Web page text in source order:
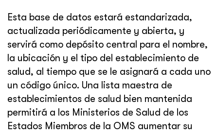
Esta base de datos estará estandarizada,
actualizada periódicamente y abierta, y
servirá como depósito central para el nombre,
la ubicación y el tipo del establecimiento de
salud, al tiempo que se le asignará a cada uno
un código único. Una lista maestra de
establecimientos de salud bien mantenida
permitirá a los Ministerios de Salud de los
Estados Miembros de la OMS aumentar su